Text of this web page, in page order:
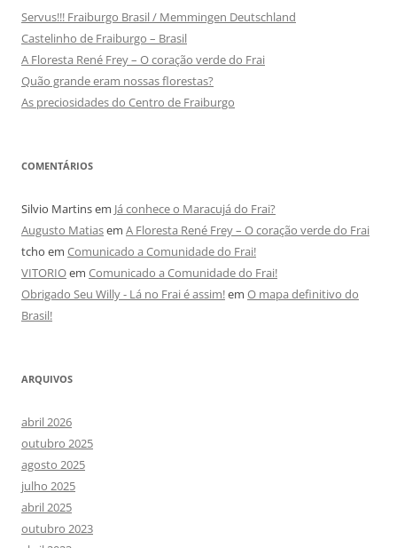
Servus!!! Fraiburgo Brasil / Memmingen Deutschland
Castelinho de Fraiburgo – Brasil
A Floresta René Frey – O coração verde do Frai
Quão grande eram nossas florestas?
As preciosidades do Centro de Fraiburgo
COMENTÁRIOS
Silvio Martinsem Já conhece o Maracujá do Frai?
Augusto Matiasem A Floresta René Frey – O coração verde do Frai
tcho em Comunicado a Comunidade do Frai!
VITORIOem Comunicado a Comunidade do Frai!
Obrigado Seu Willy - Lá no Frai é assim!em O mapa definitivo do
Brasil!
ARQUIVOS
abril 2026
outubro 2025
agosto 2025
julho 2025
abril 2025
outubro 2023